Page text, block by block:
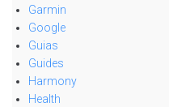
Garmin
Google
Guias
Guides
Harmony
Health